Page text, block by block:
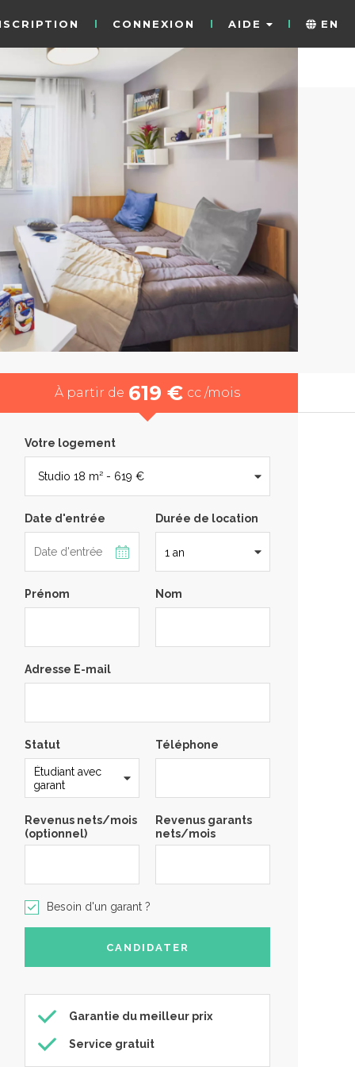
CONNEXION AIDE EN
10
À partir de 619 € cc /mois
Votre logement
Date d'entrée Durée de location
Prénom Nom
Adresse E-mail
Statut Téléphone
Revenus nets/mois
(optionnel)
Revenus garants
nets/mois
Besoin d'un garant ?
Garantie du meilleur prix
Service gratuit